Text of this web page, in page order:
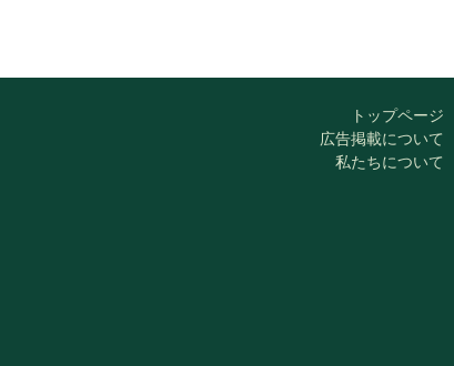
トップページ
広告掲載について
私たちについて